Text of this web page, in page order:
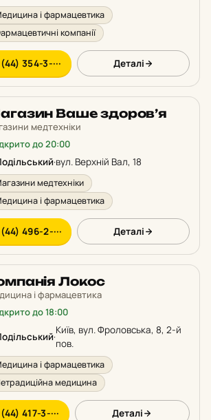
і фармацевтика
компанії
354-3-··· Деталі
Ваше здоров’я
медтехніки
до 20:00
·вул. Верхній Вал, 18
медтехніки
і фармацевтика
496-2-··· Деталі
Локос
і фармацевтика
до 18:00
·
Київ, вул. Фроловська, 8, 2-й
пов.
і фармацевтика
медицина
417-3-··· Деталі